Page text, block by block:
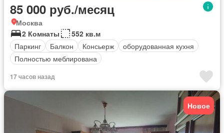
85 000 руб./месяц
Москва
2 Комнаты
552 кв.м
Паркинг
Балкон Консьерж
оборудованная кухня
Полностью меблирована
17 часов назад
Новое